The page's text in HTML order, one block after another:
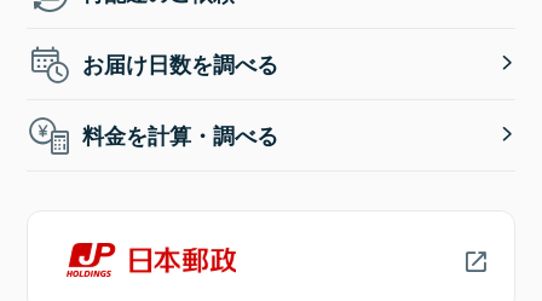
お届け日数を調べる
料金を計算・調べる